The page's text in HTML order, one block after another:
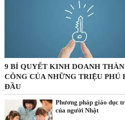
9 BÍ QUYẾT KINH DOANH
CÔNG CỦA NHỮNG TRIỆU PHÚ
ĐẦU
Phương pháp giáo dục
của người Nhật